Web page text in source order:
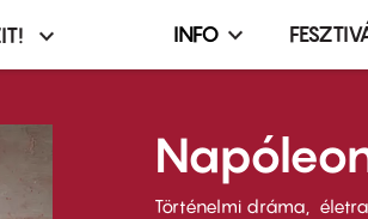
Infó,
terembérlés
menü
INFO
Történelmi dráma